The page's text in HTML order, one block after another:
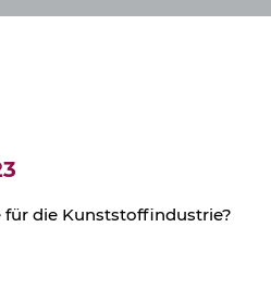
für die Kunststoffindustrie?